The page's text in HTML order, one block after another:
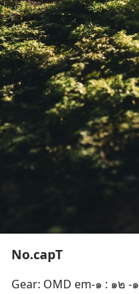
No.capT
Gear: OMD em-๑ : ๑๒ -